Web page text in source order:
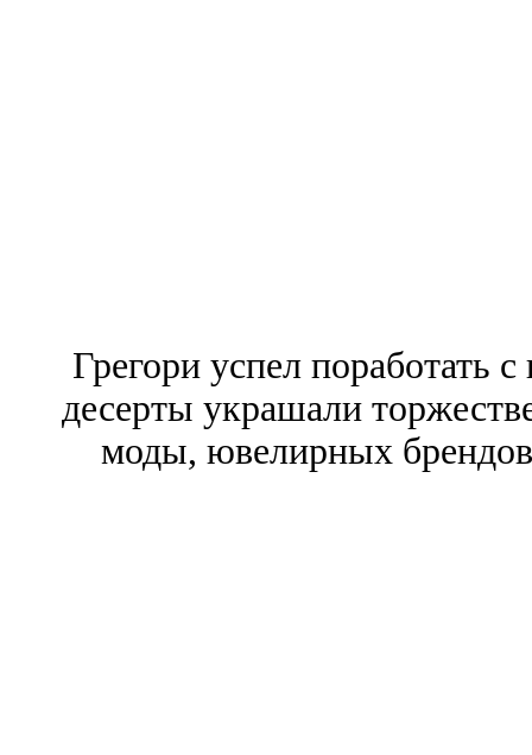
Грегори успел поработать
десерты украшали
моды, ювелирных